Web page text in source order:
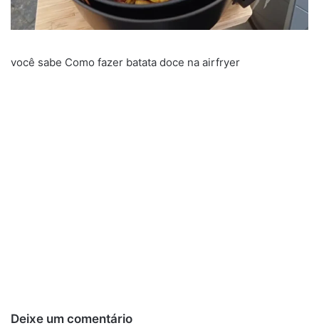
você sabe Como fazer batata doce na airfryer
Deixe um comentário